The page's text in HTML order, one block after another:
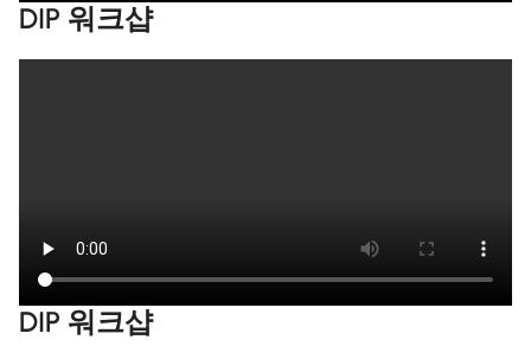
DIP 워크샵
DIP 워크샵